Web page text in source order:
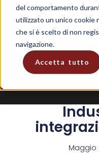
del comportamento
utilizzato un unico cookie
che si è scelto di non
navigazione.
Accetta tutto
Maggio